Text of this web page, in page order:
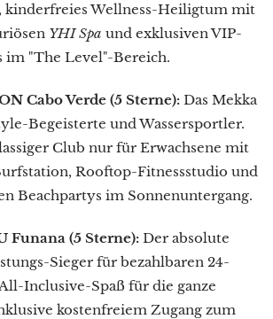
kinderfreies Wellness-Heiligtum mit
YHI Spa und exklusiven VIP-
im "The Level"-Bereich.
Cabo Verde (5 Sterne): Das Mekka
Begeisterte und Wassersportler.
Club nur für Erwachsene mit
Rooftop-Fitnessstudio und
Beachpartys im Sonnenuntergang.
Funana (5 Sterne): Der absolute
Sieger für bezahlbaren 24-
Inclusive-Spaß für die ganze
kostenfreiem Zugang zum